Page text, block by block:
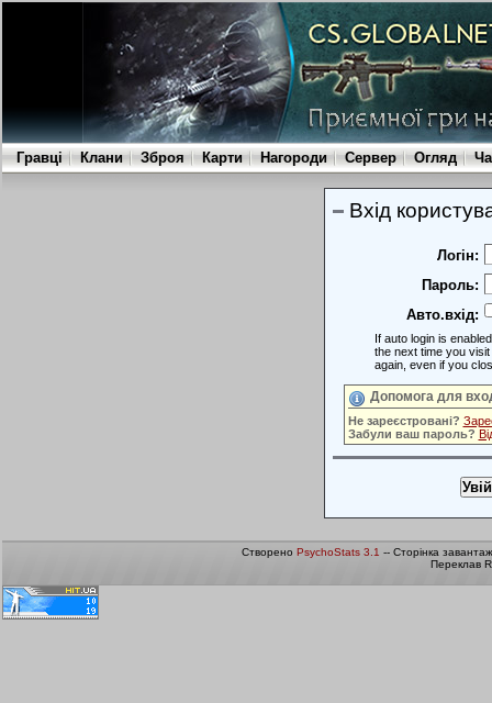
Гравці Клани Зброя Карти Нагороди Сервер Огляд
Вхід
Логін:
Пароль:
Авто.вхід:
If auto login is
the next time you visit this site you will automatically be logged in
again, even if you
Допомога для
Не зареєстровані?
Забули ваш пароль?
Створено PsychoStats 3.1 -- Сторінка
Переклав